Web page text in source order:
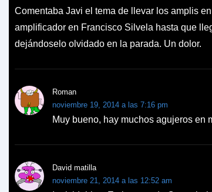
Comentaba Javi el tema de llevar los amplis
amplificador en Francisco Silvela hasta que
dejándoselo olvidado en la parada. Un dolor.
Roman
noviembre 19, 2014 a las 7:16 pm
Muy bueno, hay muchos agujeros en
David matilla
noviembre 21, 2014 a las 12:52 am